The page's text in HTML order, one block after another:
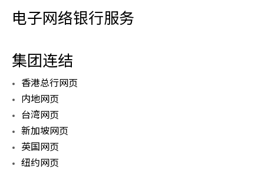
电子网络银行服务
集团连结
香港总行网页
内地网页
台湾网页
新加坡网页
英国网页
纽约网页